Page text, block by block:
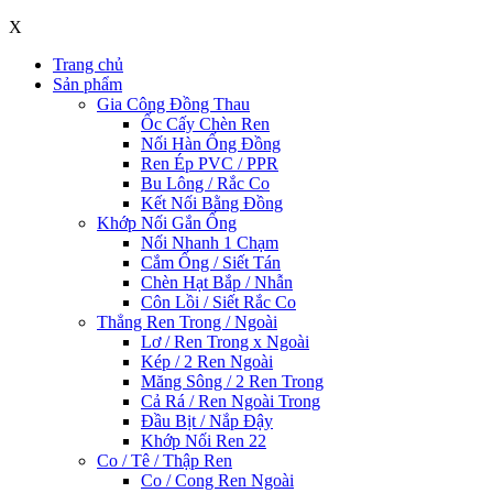
X
Trang chủ
Sản phẩm
Gia Công Đồng Thau
Ốc Cấy Chèn Ren
Nối Hàn Ống Đồng
Ren Ép PVC / PPR
Bu Lông / Rắc Co
Kết Nối Bằng Đồng
Khớp Nối Gắn Ống
Nối Nhanh 1 Chạm
Cắm Ống / Siết Tán
Chèn Hạt Bắp / Nhẫn
Côn Lồi / Siết Rắc Co
Thẳng Ren Trong / Ngoài
Lơ / Ren Trong x Ngoài
Kép / 2 Ren Ngoài
Măng Sông / 2 Ren Trong
Cả Rá / Ren Ngoài Trong
Đầu Bịt / Nắp Đậy
Khớp Nối Ren 22
Co / Tê / Thập Ren
Co / Cong Ren Ngoài